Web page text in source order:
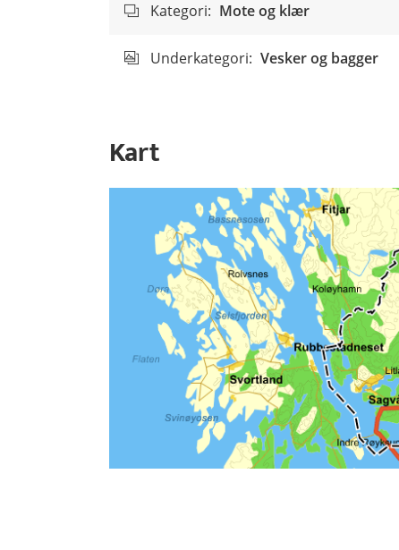
Kategori: Mote og klær
Underkategori: Vesker og bagger
Kart